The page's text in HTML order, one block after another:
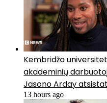
Kembridžo
akademinių
Jasono Arday
13 hours ago